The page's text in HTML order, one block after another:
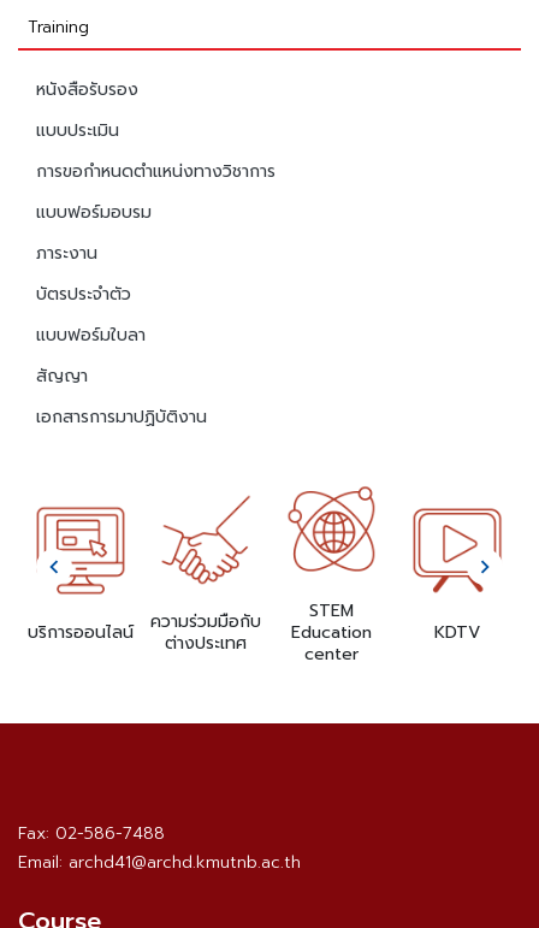
Training
หนังสือรับรอง
แบบประเมิน
การขอกำหนดตำแหน่งทางวิชาการ
แบบฟอร์มอบรม
ภาระงาน
บัตรประจำตัว
แบบฟอร์มใบลา
สัญญา
เอกสารการมาปฏิบัติงาน
บริการออนไลน์
ความร่วมมือกับ
ต่างประเทศ
STEM
Education
center
KDTV
Fax: 02-586-7488
Email: archd41@archd.kmutnb.ac.th